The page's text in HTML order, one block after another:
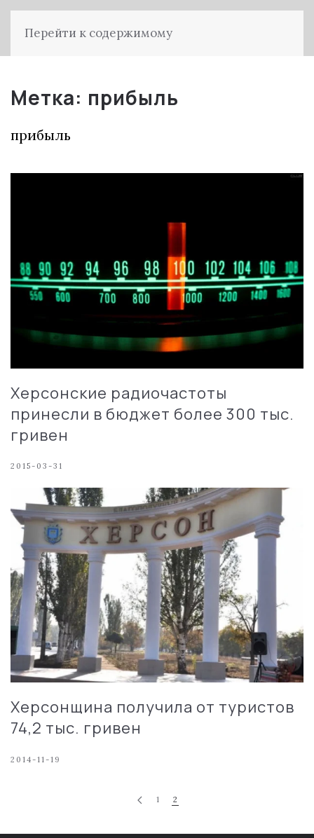
Перейти к содержимому
Метка: прибыль
прибыль
Херсонские радиочастоты
принесли в бюджет более 300 тыс.
гривен
2015-03-31
Херсонщина получила от туристов
74,2 тыс. гривен
2014-11-19
1 2